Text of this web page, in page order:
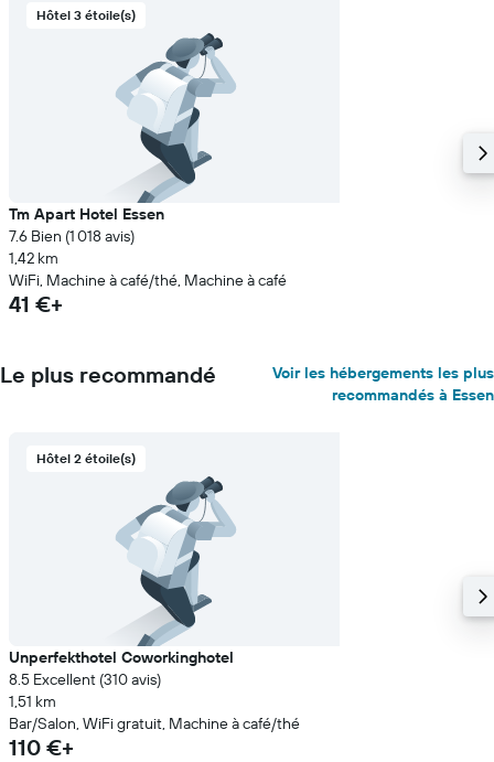
Hôtel 3 étoile(s)
Tm Apart Hotel Essen
7.6 Bien (1 018 avis)
1,42 km
WiFi, Machine à café/thé, Machine à café
41 €+
Le plus recommandé
Voir les hébergements les plus
recommandés à Essen
Hôtel 2 étoile(s)
Unperfekthotel Coworkinghotel
8.5 Excellent (310 avis)
1,51 km
Bar/Salon, WiFi gratuit, Machine à café/thé
110 €+